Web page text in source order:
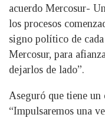
acuerdo Mercosur-
los procesos
signo político de
Mercosur, para
dejarlos de lado”.
Aseguró que tiene un
“Impulsaremos una